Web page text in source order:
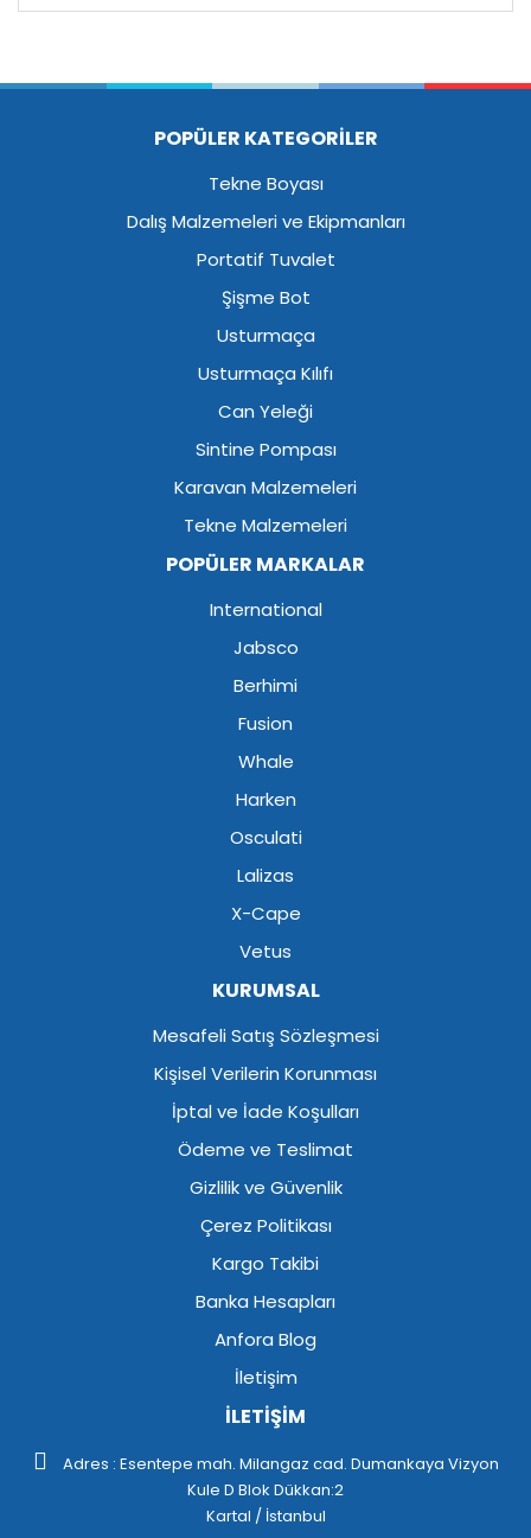
POPÜLER KATEGORİLER
Tekne Boyası
Dalış Malzemeleri ve Ekipmanları
Portatif Tuvalet
Şişme Bot
Usturmaça
Usturmaça Kılıfı
Can Yeleği
Sintine Pompası
Karavan Malzemeleri
Tekne Malzemeleri
POPÜLER MARKALAR
International
Jabsco
Berhimi
Fusion
Whale
Harken
Osculati
Lalizas
X-Cape
Vetus
KURUMSAL
Mesafeli Satış Sözleşmesi
Kişisel Verilerin Korunması
İptal ve İade Koşulları
Ödeme ve Teslimat
Gizlilik ve Güvenlik
Çerez Politikası
Kargo Takibi
Banka Hesapları
Anfora Blog
İletişim
İLETİŞİM
Adres : Esentepe mah. Milangaz cad. Dumankaya Vizyon
Kule D Blok Dükkan:2
Kartal / İstanbul